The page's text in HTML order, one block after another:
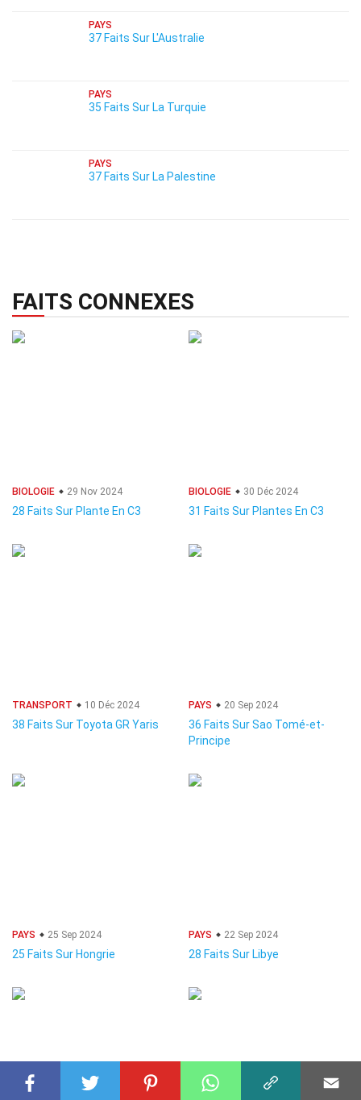
PAYS
37 Faits Sur L'Australie
PAYS
35 Faits Sur La Turquie
PAYS
37 Faits Sur La Palestine
FAITS CONNEXES
BIOLOGIE 29 Nov 2024
28 Faits Sur Plante En C3
BIOLOGIE 30 Déc 2024
31 Faits Sur Plantes En C3
TRANSPORT 10 Déc 2024
38 Faits Sur Toyota GR Yaris
PAYS 20 Sep 2024
36 Faits Sur Sao Tomé-et-
Principe
PAYS 25 Sep 2024
25 Faits Sur Hongrie
PAYS 22 Sep 2024
28 Faits Sur Libye